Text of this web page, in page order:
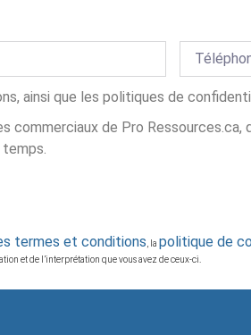
ainsi que les politiques de
de Pro
termes et conditions , la politique de
et de l’interprétation que vous avez de ceux-ci.